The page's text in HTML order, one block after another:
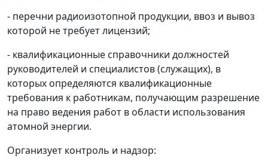
- перечни радиоизотопной продукции, ввоз и вывоз
которой не требует лицензий;
- квалификационные справочники должностей
руководителей и специалистов (служащих), в
которых определяются квалификационные
требования к работникам, получающим разрешение
на право ведения работ в области использования
атомной энергии.
Организует контроль и надзор: